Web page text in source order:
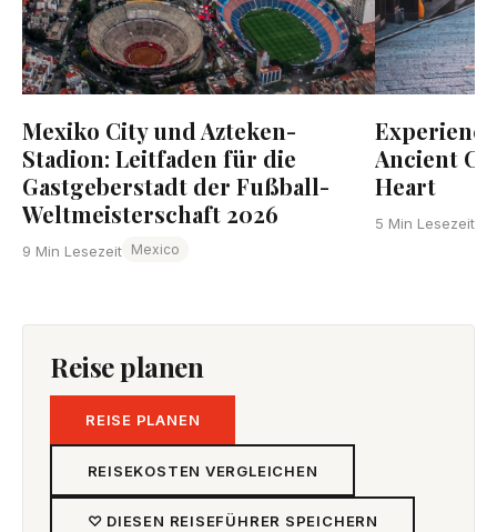
Mexiko City und Azteken-
Stadion: Leitfaden für die
Gastgeberstadt der Fußball-
Weltmeisterschaft 2026
9 Min Lesezeit Mexico
Ancient
Heart
5 Min Lesezeit
Reise planen
REISE PLANEN
REISEKOSTEN VERGLEICHEN
♡ DIESEN REISEFÜHRER SPEICHERN